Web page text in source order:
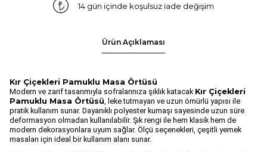
14 gün içinde koşulsuz iade değişim
Ürün Açıklaması
Kır Çiçekleri Pamuklu Masa Örtüsü
Modern ve zarif tasarımıyla sofralarınıza şıklık katacak Kır Çiçekleri
Pamuklu Masa Örtüsü, leke tutmayan ve uzun ömürlü yapısı ile
pratik kullanım sunar. Dayanıklı polyester kumaşı sayesinde uzun süre
deformasyon olmadan kullanılabilir. Şık rengi ile hem klasik hem de
modern dekorasyonlara uyum sağlar. Ölçü seçenekleri, çeşitli yemek
masaları için ideal bir kullanım alanı sunar.